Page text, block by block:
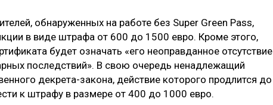
обнаруженных на работе без Super Green Pass,
в виде штрафа от 600 до 1500 евро. Кроме этого,
будет означать «его неоправданное отсутствие
последствий». В свою очередь ненадлежащий
декрета-закона, действие которого продлится до
к штрафу в размере от 400 до 1000 евро.